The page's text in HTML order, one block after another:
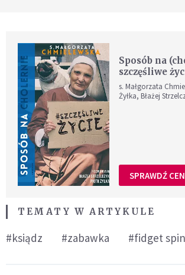
Sposób na
szczęśliwe
s. Małgorzata
Żyłka, Błażej
SPRAWDŹ
TEMATY W ARTYKULE
#ksiądz #zabawka #fidget